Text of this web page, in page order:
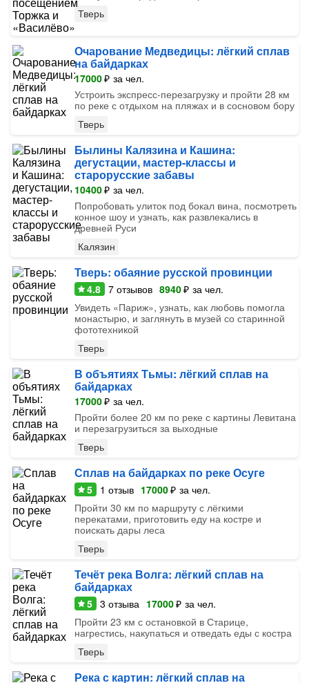
Тверь
Очарование Медведицы: лёгкий сплав
на байдарках
17000₽ за чел.
Устроить экспресс-перезагрузку и пройти 28 км
по реке с отдыхом на пляжах и в сосновом бору
Тверь
Былины Калязина и Кашина:
дегустации, мастер-классы и
старорусские забавы
10400₽ за чел.
Попробовать улиток под бокал вина, посмотреть
конное шоу и узнать, как развлекались в
древней Руси
Калязин
Тверь: обаяние русской провинции
4.8 7 отзывов 8940₽ за чел.
Увидеть «Париж», узнать, как любовь помогла
монастырю, и заглянуть в музей со старинной
фототехникой
Тверь
В объятиях Тьмы: лёгкий сплав на
байдарках
17000₽ за чел.
Пройти более 20 км по реке с картины Левитана
и перезагрузиться за выходные
Тверь
Сплав на байдарках по реке Осуге
5 1 отзыв 17000₽ за чел.
Пройти 30 км по маршруту с лёгкими
перекатами, приготовить еду на костре и
поискать дары леса
Тверь
Течёт река Волга: лёгкий сплав на
байдарках
5 3 отзыва 17000₽ за чел.
Пройти 23 км с остановкой в Старице,
нагрестись, накупаться и отведать еды с костра
Тверь
Река с картин: лёгкий сплав на